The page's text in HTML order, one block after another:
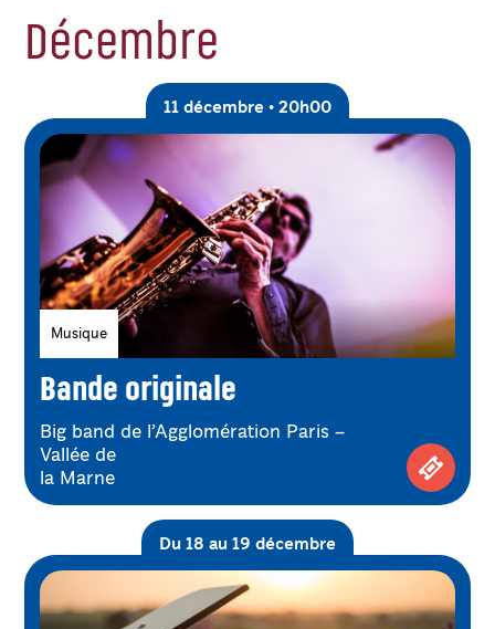
Décembre
Bande originale
Musique
11 décembre • 20h00
Big band de l’Agglomération Paris –
Vallée de
la Marne
Du 18 au 19 décembre